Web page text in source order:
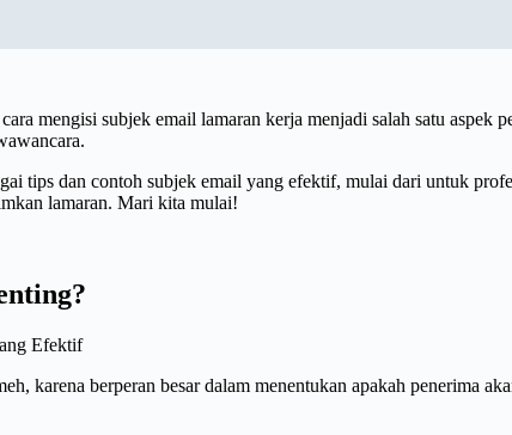
mengisi subjek email lamaran kerja menjadi salah satu
tips dan contoh subjek email yang efektif, mulai dari untuk
lamaran. Mari kita mulai!
karena berperan besar dalam menentukan apakah penerima